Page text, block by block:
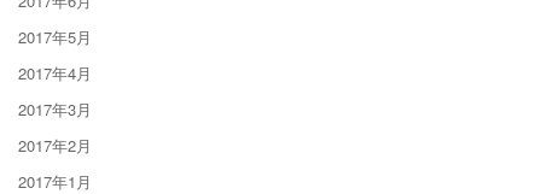
2017年5月
2017年4月
2017年3月
2017年2月
2017年1月